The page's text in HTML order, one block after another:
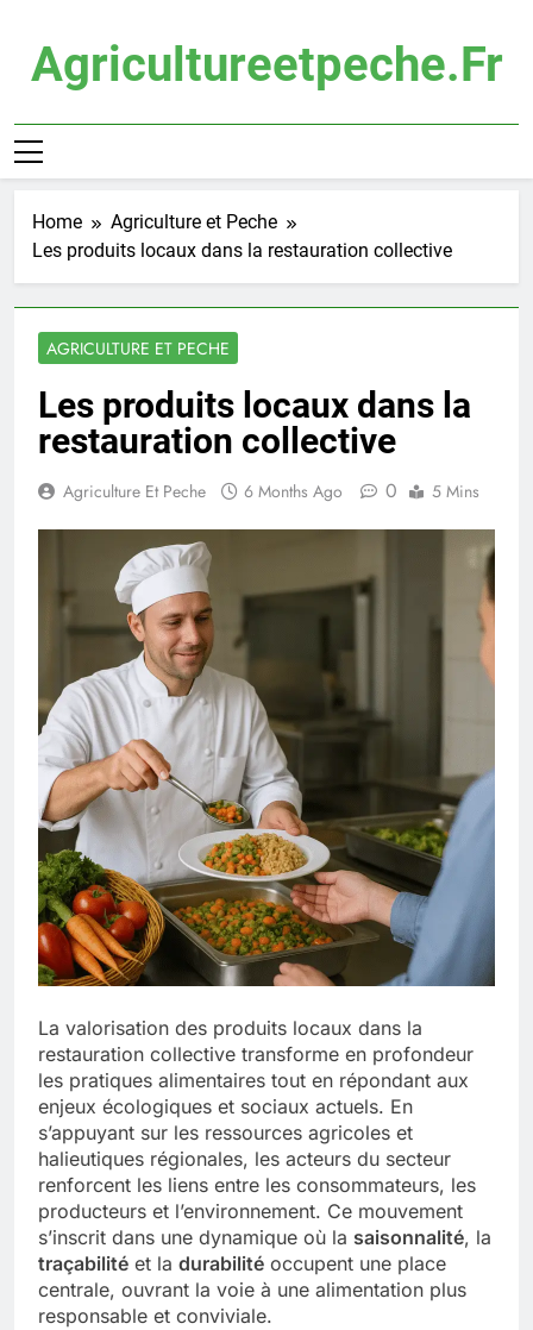
contentAgricultureetpeche.fr
Home
Agriculture et Peche
Les produits locaux dans la restauration collective
AGRICULTURE ET PECHE
Les produits locaux dans la
restauration collective
Agriculture Et Peche 6 Months Ago 0 5 Mins
La valorisation des produits locaux dans la
restauration collective transforme en profondeur
les pratiques alimentaires tout en répondant aux
enjeux écologiques et sociaux actuels. En
s’appuyant sur les ressources agricoles et
halieutiques régionales, les acteurs du secteur
renforcent les liens entre les consommateurs, les
producteurs et l’environnement. Ce mouvement
s’inscrit dans une dynamique où la saisonnalité, la
traçabilité et la durabilité occupent une place
centrale, ouvrant la voie à une alimentation plus
responsable et conviviale.